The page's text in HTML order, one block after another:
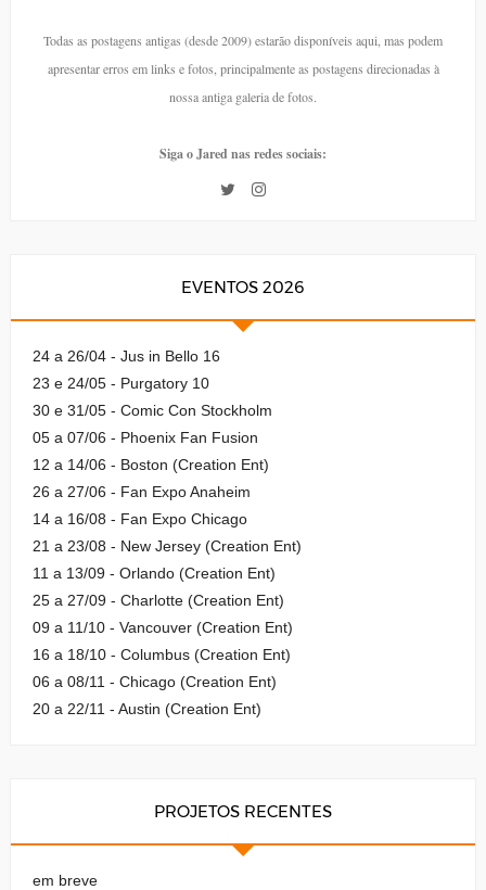
Todas as postagens antigas (desde 2009) estarão disponíveis aqui, mas podem
apresentar erros em links e fotos, principalmente as postagens direcionadas à
nossa antiga galeria de fotos.
Siga o Jared nas redes sociais:
EVENTOS 2026
24 a 26/04 - Jus in Bello 16
23 e 24/05 - Purgatory 10
30 e 31/05 - Comic Con Stockholm
05 a 07/06 - Phoenix Fan Fusion
12 a 14/06 - Boston (Creation Ent)
26 a 27/06 - Fan Expo Anaheim
14 a 16/08 - Fan Expo Chicago
21 a 23/08 - New Jersey (Creation Ent)
11 a 13/09 - Orlando (Creation Ent)
25 a 27/09 - Charlotte (Creation Ent)
09 a 11/10 - Vancouver (Creation Ent)
16 a 18/10 - Columbus (Creation Ent)
06 a 08/11 - Chicago (Creation Ent)
20 a 22/11 - Austin (Creation Ent)
PROJETOS RECENTES
em breve